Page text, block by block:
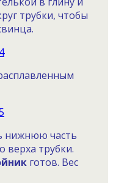
трубки, чтобы
нижнюю часть
верха трубки.
готов. Вес